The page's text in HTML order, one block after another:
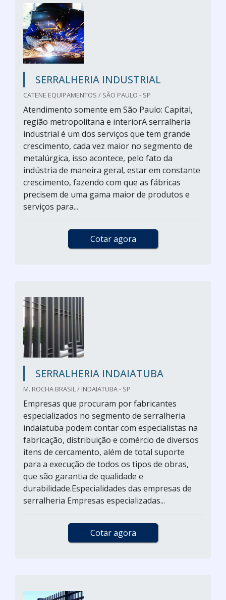
SERRALHERIA INDUSTRIAL
CATENE EQUIPAMENTOS / SÃO PAULO - SP
Atendimento somente em São Paulo: Capital,
região metropolitana e interiorA serralheria
industrial é um dos serviços que tem grande
crescimento, cada vez maior no segmento de
metalúrgica, isso acontece, pelo fato da
indústria de maneira geral, estar em constante
crescimento, fazendo com que as fábricas
precisem de uma gama maior de produtos e
serviços para...
Cotar agora
SERRALHERIA INDAIATUBA
M. ROCHA BRASIL / INDAIATUBA - SP
Empresas que procuram por fabricantes
especializados no segmento de serralheria
indaiatuba podem contar com especialistas na
fabricação, distribuição e comércio de diversos
itens de cercamento, além de total suporte
para a execução de todos os tipos de obras,
que são garantia de qualidade e
durabilidade.Especialidades das empresas de
serralheria Empresas especializadas...
Cotar agora